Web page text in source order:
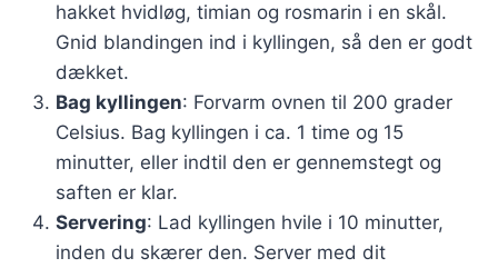
hakket hvidløg, timian og rosmarin i en skål.
Gnid blandingen ind i kyllingen, så den er godt
dækket.
Bag kyllingen: Forvarm ovnen til 200 grader
Celsius. Bag kyllingen i ca. 1 time og 15
minutter, eller indtil den er gennemstegt og
saften er klar.
Servering: Lad kyllingen hvile i 10 minutter,
inden du skærer den. Server med dit